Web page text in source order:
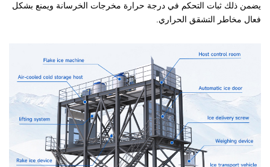
يضمن ذلك ثبات التحكم في درجة حرارة مخرجات الخرسانة ويمنع بشكل
فعال مخاطر التشقق الحراري.